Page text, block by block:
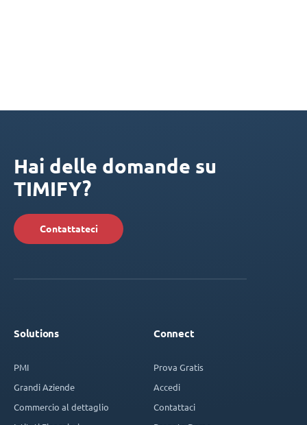
Hai delle domande su
TIMIFY?
Contattateci
Solutions
PMI
Grandi Aziende
Commercio al dettaglio
Connect
Prova Gratis
Accedi
Contattaci